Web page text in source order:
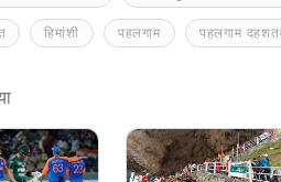
हिमांशी पहलगाम पहलगाम